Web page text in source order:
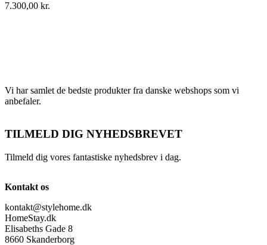
7.300,00 kr.
Vi har samlet de bedste produkter fra danske webshops som vi
anbefaler.
TILMELD DIG NYHEDSBREVET
Tilmeld dig vores fantastiske nyhedsbrev i dag.
Kontakt os
kontakt@stylehome.dk
HomeStay.dk
Elisabeths Gade 8
8660 Skanderborg